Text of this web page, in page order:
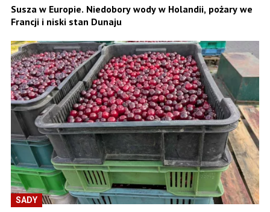
Susza w Europie. Niedobory wody w Holandii, pożary we
Francji i niski stan Dunaju
SADY